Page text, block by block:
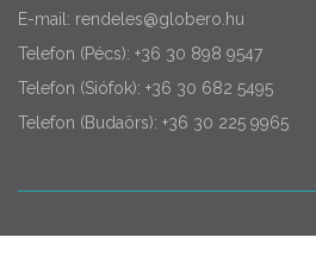
E-mail: rendeles@globero.hu
Telefon (Pécs): +36 30 898 9547
Telefon (Siófok): +36 30 682 5495
Telefon (Budaörs): +36 30 225 9965